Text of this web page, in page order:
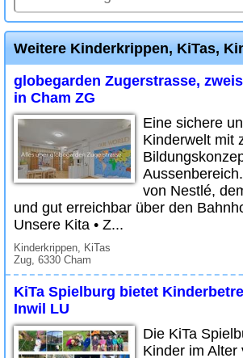
globegarden Zugerstrasse,
in Cham ZG
Eine sichere
Kinderwelt mit
von Nestlé,
und gut erreichbar über den
Unsere Kita • Z...
Kinderkrippen, KiTas
Zug, 6330 Cham
KiTa Spielburg bietet
Inwil LU
Die KiTa
Kinder im Alter